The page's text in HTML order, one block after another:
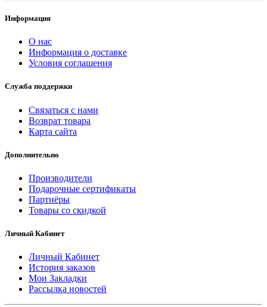
Информация
О нас
Информация о доставке
Условия соглашения
Служба поддержки
Связаться с нами
Возврат товара
Карта сайта
Дополнительно
Производители
Подарочные сертификаты
Партнёры
Товары со скидкой
Личный Кабинет
Личный Кабинет
История заказов
Мои Закладки
Рассылка новостей